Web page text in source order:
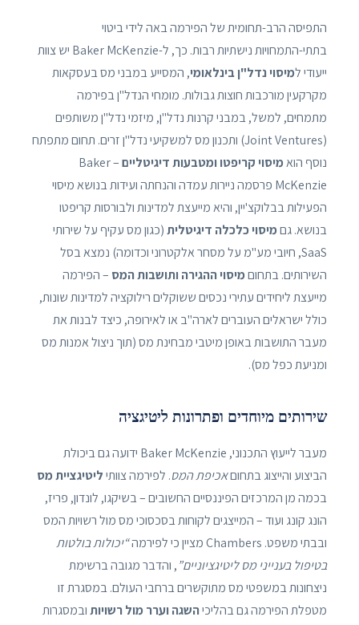
התפיסה הרב-תחומית של הפירמה באה לידי ביטוי
בתתי-התמחויות נישתיות רבות. כך, ל-Baker McKenzie יש צוות
ייעודי למיסוי נדל"ן בינלאומי, המסייע במבני מס בעסקאות
מקרקעין מורכבות חוצות גבולות. מומחי הנדל"ן בפירמה
מתמחים, למשל, במבני קרנות נדל"ן, מיזמי נדל"ן משותפים
(Joint Ventures) ותכנון מס למשקיעי נדל"ן זרים. תחום מתפתח
נוסף הואמיסוי קריפטו ומטבעות דיגיטליים
– Baker
McKenzie פרסמה ניירות עמדה והנחתה ועידות בנושא מיסוי
הפעילות בבלוקצ'יין, והיא מייעצת למדינות ולבורסות קריפטו
בנושא. גםמיסוי כלכלה דיגיטלית(כגון מס עקיף על שירותי
SaaS, חיובי מע"מ על מסחר אלקטרוני וכדומה) נמצא בסל
השירותים. בתחוםמיסוי ההגירה ותושבות המס – הפירמה
מייעצת ליחידים עתירי נכסים ששוקלים רילוקציה למדינות שונות,
כולל ישראלים העוברים לארה"ב או לאירופה, כיצד לבנות את
מעבר התושבות באופן מיטבי מבחינת מס (תוך ניצול אמנות מס
ומניעת כפל מס).
שירותים מיוחדים ופתרונות ליטיגציה
מעבר לייעוץ התכנוני, Baker McKenzie ידועה גם ביכולת
הביצוע והייצוג בתחוםאכיפת המס. לפירמה צוותיליטיגציית מס
בכמה מן המרכזים הפיננסיים החשובים – בשיקגו, לונדון, פריז,
הונג קונג ועוד – המייצגים לקוחות בסכסוכי מס מול רשויות המס
ובבתי משפט. Chambers מציין כי לפירמה
“יכולות בולטות
בטיפול בענייני מס ליטיגציוניים”, והדבר מגובה ברשימת
ניצחונות במשפטי מס מתוקשרים ברחבי העולם. במסגרת זו
מטפלת הפירמה גם בהליכיהשגה וערר מול רשויותובמסגרות